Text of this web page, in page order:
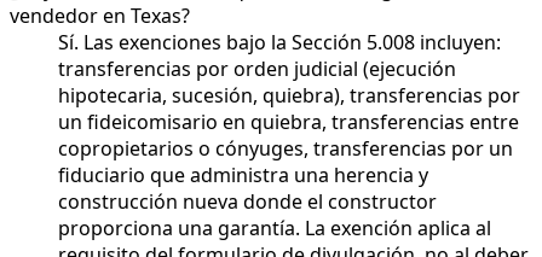
vendedor en Texas?
Sí. Las exenciones bajo la Sección 5.008 incluyen:
transferencias por orden judicial (ejecución
hipotecaria, sucesión, quiebra), transferencias por
un fideicomisario en quiebra, transferencias entre
copropietarios o cónyuges, transferencias por un
fiduciario que administra una herencia y
construcción nueva donde el constructor
proporciona una garantía. La exención aplica al